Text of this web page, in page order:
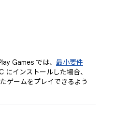
Games では、 最小要件
にインストールした場合、
ゲームをプレイできるよう